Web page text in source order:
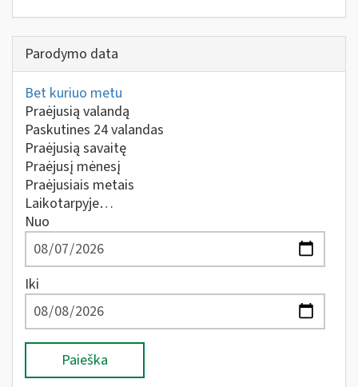
Parodymo data
Bet kuriuo metu
Praėjusią valandą
Paskutines 24 valandas
Praėjusią savaitę
Praėjusį mėnesį
Praėjusiais metais
Laikotarpyje…
Nuo
Iki
Paieška